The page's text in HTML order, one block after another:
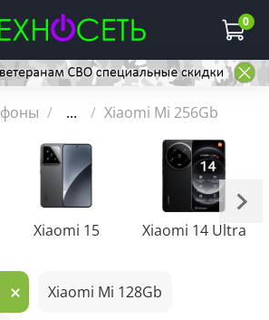
0
... Xiaomi Mi 256Gb
Xiaomi 15 Xiaomi 14 Ultra
Xiaomi Mi 128Gb